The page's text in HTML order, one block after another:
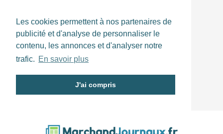
Les cookies permettent à nos partenaires de
publicité et d'analyse de personnaliser le
contenu, les annonces et d'analyser notre
trafic. En savoir plus
J'ai compris